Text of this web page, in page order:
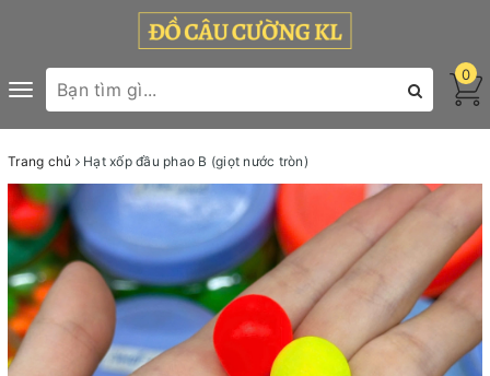
Toggle
navigation
0
Trang chủ Hạt xốp đầu phao B (giọt nước tròn)